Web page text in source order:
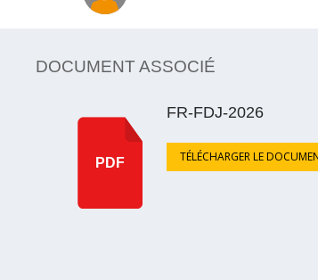
DOCUMENT ASSOCIÉ
PDF
FR-FDJ-2026
TÉLÉCHARGER LE